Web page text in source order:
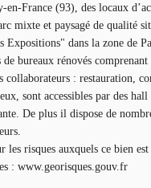
en-France (93), des locaux
mixte et paysagé de qualité
Expositions" dans la zone de
de bureaux rénovés
collaborateurs : restauration,
sont accessibles par des
De plus il dispose de
les risques auxquels ce bien
: www.georisques.gouv.fr